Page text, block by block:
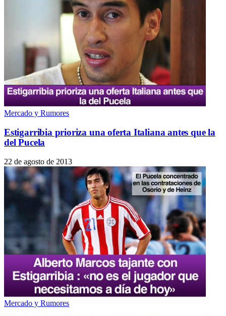
Mercado y Rumores
Estigarribia prioriza una oferta Italiana antes que la
del Pucela
22 de agosto de 2013
Mercado y Rumores